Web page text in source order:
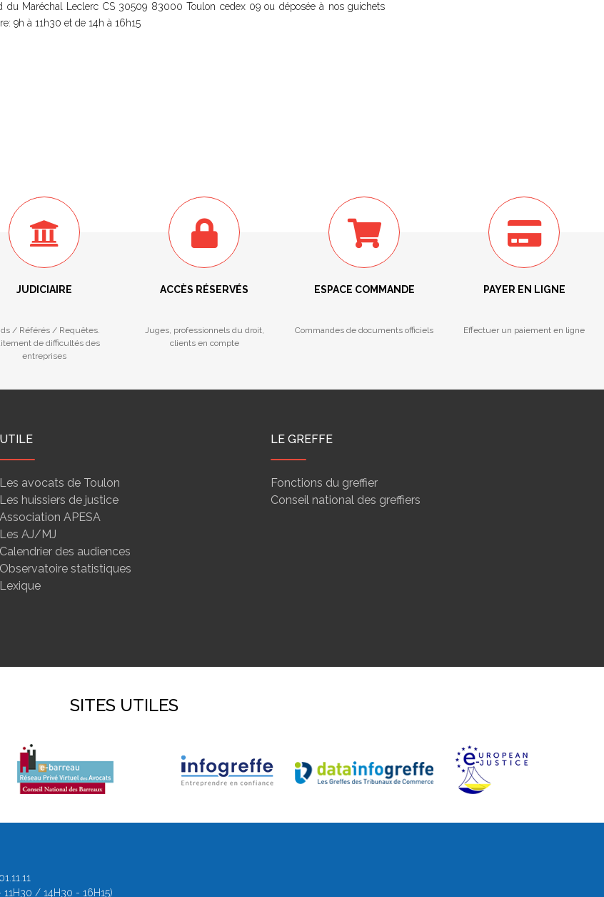
du Maréchal Leclerc CS 30509 83000 Toulon cedex 09 ou déposée à nos guichets
9h à 11h30 et de 14h à 16h15
JUDICIAIRE
/ Référés / Requêtes.
de difficultés des
entreprises
ACCÈS RÉSERVÉS
Juges, professionnels du droit,
clients en compte
ESPACE COMMANDE
Commandes de documents officiels
PAYER EN LIGNE
Effectuer un paiement en ligne
UTILE
Les avocats de Toulon
Les huissiers de justice
Association APESA
Les AJ/MJ
Calendrier des audiences
Observatoire statistiques
Lexique
LE GREFFE
Fonctions du greffier
Conseil national des greffiers
SITES UTILES
11H30 / 14H30 - 16H15)